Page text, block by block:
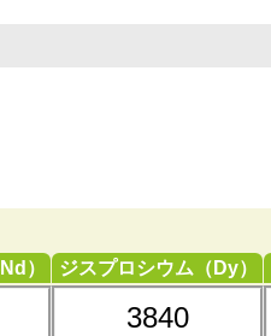
） ジスプロシウム（Dy）
3840